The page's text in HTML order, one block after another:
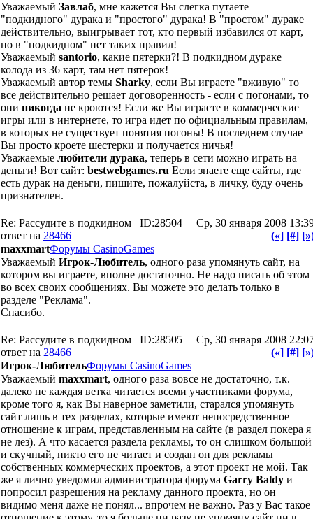
Уважаемый Завлаб, мне кажется Вы слегка путаете
"подкидного" дурака и "простого" дурака! В "простом" дураке
действительно, выигрывает тот, кто первый избавился от карт,
но в "подкидном" нет таких правил!
Уважаемый santorio, какие пятерки?! В подкидном дураке
колода из 36 карт, там нет пятерок!
Уважаемый автор темы Sharky, если Вы играете "вживую" то
все действительно решает договоренность - если с погонами, то
они никогда не кроются! Если же Вы играете в коммерческие
игры или в интернете, то игра идет по официальным правилам,
в которых не существует понятия погоны! В последнем случае
Вы просто кроете шестерки и получается ничья!
Уважаемые любители дурака, теперь в сети можно играть на
деньги! Вот сайт: bestwebgames.ru Если знаете еще сайты, где
есть дурак на деньги, пишите, пожалуйста, в личку, буду очень
признателен.
Re: Рассудите в подкидном
ID:28504
ответ на 28466
Ср, 30 января 2008
(«] [#]
maxxmartФорумы CasinoGames
Уважаемый Игрок-Любитель, одного раза упомянуть сайт, на
котором вы играете, вполне достаточно. Не надо писать об этом
во всех своих сообщениях. Вы можете это делать только в
разделе "Реклама".
Спасибо.
Re: Рассудите в подкидном
ID:28505
ответ на 28466
Ср, 30 января 2008
(«] [#]
Игрок-ЛюбительФорумы CasinoGames
Уважаемый maxxmart, одного раза вовсе не достаточно, т.к.
далеко не каждая ветка читается всеми участниками форума,
кроме того я, как Вы наверное заметили, старался упомянуть
сайт лишь в тех разделах, которые имеют непосредственное
отношение к играм, представленным на сайте (в раздел покера я
не лез). А что касается раздела рекламы, то он слишком большой
и скучный, никто его не читает и создан он для рекламы
собственных коммерческих проектов, а этот проект не мой. Так
же я лично уведомил администратора форума Garry Baldy и
попросил разрешения на рекламу данного проекта, но он
видимо меня даже не понял... впрочем не важно. Раз у Вас такое